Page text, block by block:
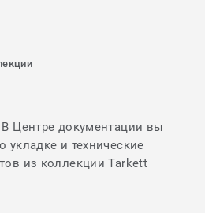
Центре документации вы
укладке и технические
из коллекции Tarkett